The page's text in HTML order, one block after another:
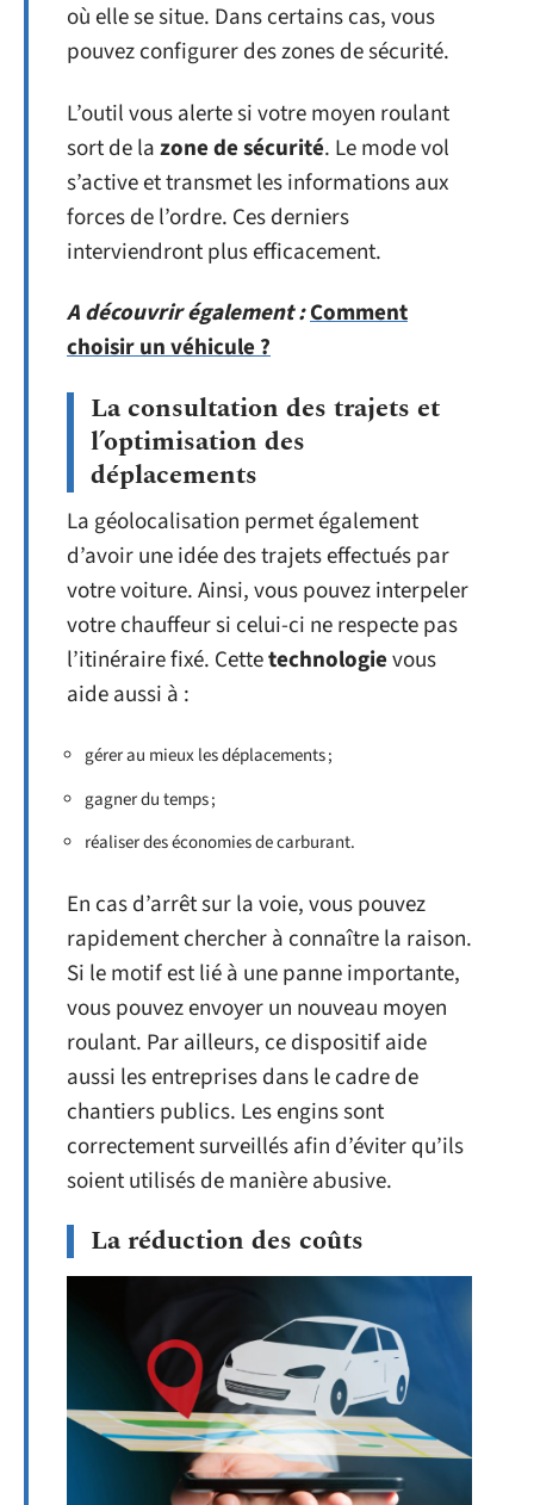
où elle se situe. Dans certains cas, vous
pouvez configurer des zones de sécurité.
L’outil vous alerte si votre moyen roulant
sort de lazone de sécurité. Le mode vol
s’active et transmet les informations aux
forces de l’ordre. Ces derniers
interviendront plus efficacement.
A découvrir également :Comment
choisir un véhicule ?
La consultation des trajets et
l’optimisation des
déplacements
La géolocalisation permet également
d’avoir une idée des trajets effectués par
votre voiture. Ainsi, vous pouvez interpeler
votre chauffeur si celui-ci ne respecte pas
l’itinéraire fixé. Cettetechnologievous
aide aussi à :
gérer au mieux les déplacements ;
gagner du temps ;
réaliser des économies de carburant.
En cas d’arrêt sur la voie, vous pouvez
rapidement chercher à connaître la raison.
Si le motif est lié à une panne importante,
vous pouvez envoyer un nouveau moyen
roulant. Par ailleurs, ce dispositif aide
aussi les entreprises dans le cadre de
chantiers publics. Les engins sont
correctement surveillés afin d’éviter qu’ils
soient utilisés de manière abusive.
La réduction des coûts